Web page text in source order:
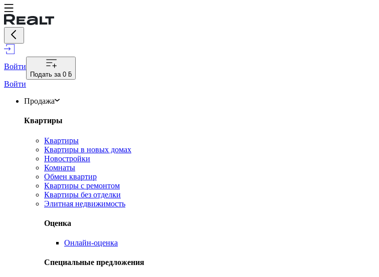
Войти
Подать за 0 ƃ
Войти
Продажа
Квартиры
Квартиры
Квартиры в новых домах
Новостройки
Комнаты
Обмен квартир
Квартиры с ремонтом
Квартиры без отделки
Элитная недвижимость
Оценка
Онлайн-оценка
Специальные предложения